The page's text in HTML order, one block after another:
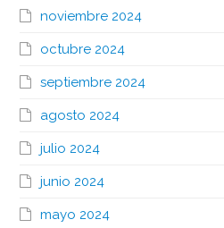
noviembre 2024
octubre 2024
septiembre 2024
agosto 2024
julio 2024
junio 2024
mayo 2024